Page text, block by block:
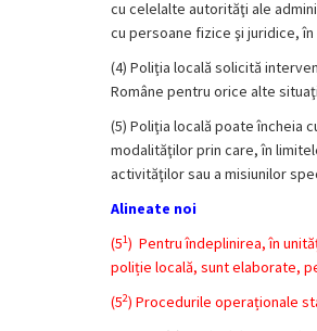
cu celelalte autorităţi ale
cu persoane fizice şi juridice,
(4) Poliţia locală solicită
Române pentru orice alte
(5) Poliţia locală poate încheia
modalităţilor prin care, în
activităţilor sau a misiunilor
Alineate noi
(51) Pentru îndeplinirea, în
poliție locală, sunt elaborate,
(52) Procedurile operaționale